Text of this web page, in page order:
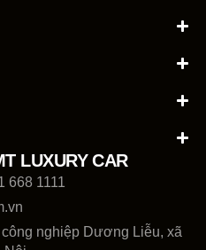
LUXURY CAR
668 1111
công nghiệp Dương Liễu, xã